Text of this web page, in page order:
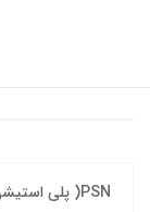
PSN( پلی استیشن)